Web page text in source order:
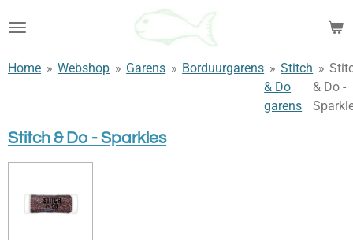
direct
de
Home » Webshop » Garens » Borduurgarens » Stitch
& Do
garens
»
& Do -
Stitch & Do - Sparkles